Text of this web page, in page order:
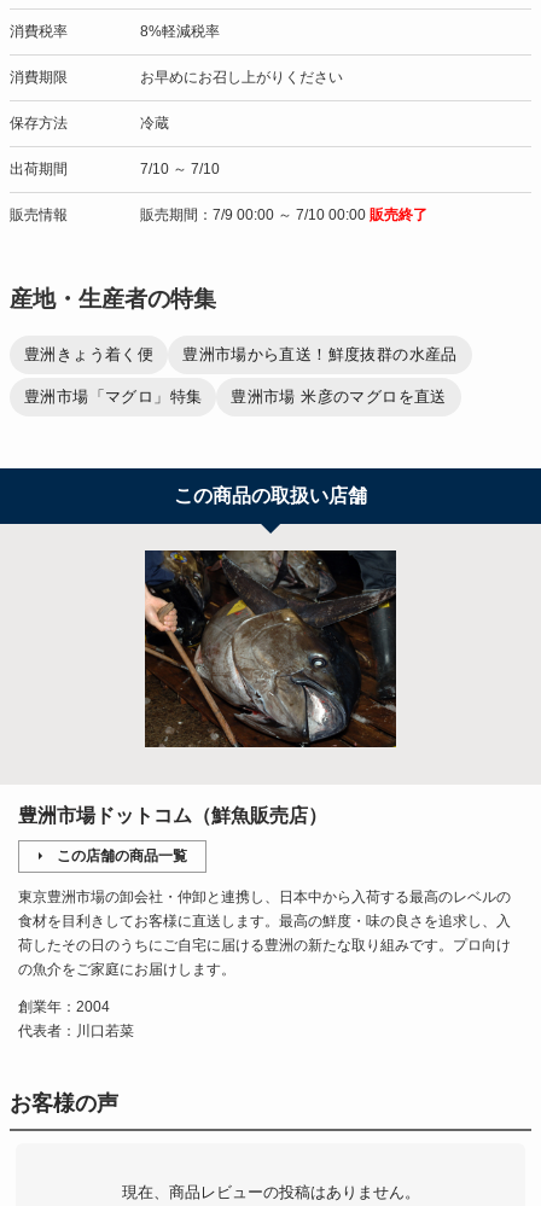
消費税率 8%軽減税率
消費期限 お早めにお召し上がりください
保存方法 冷蔵
出荷期間 7/10 ～ 7/10
販売情報 販売期間：7/9 00:00 ～ 7/10 00:00 販売終了
産地・生産者の特集
豊洲きょう着く便 豊洲市場から直送！鮮度抜群の水産品
豊洲市場「マグロ」特集 豊洲市場 米彦のマグロを直送
この商品の取扱い店舗
豊洲市場ドットコム（鮮魚販売店）
この店舗の商品一覧
東京豊洲市場の卸会社・仲卸と連携し、日本中から入荷する最高のレベルの
食材を目利きしてお客様に直送します。最高の鮮度・味の良さを追求し、入
荷したその日のうちにご自宅に届ける豊洲の新たな取り組みです。プロ向け
の魚介をご家庭にお届けします。
創業年：2004
代表者：川口若菜
お客様の声
現在、商品レビューの投稿はありません。